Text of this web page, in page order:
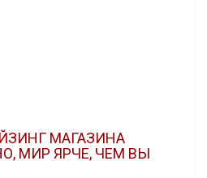
МАГАЗИНА
МИР ЯРЧЕ, ЧЕМ ВЫ